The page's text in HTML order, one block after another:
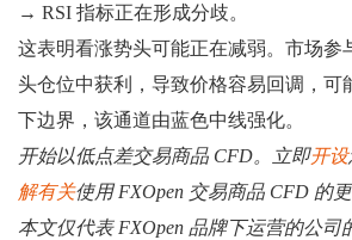
→ RSI 指标正在形成分歧。
这表明看涨势头可能正在减弱。市场参
头仓位中获利，导致价格容易回调，可
下边界，该通道由蓝色中线强化。
开始以低点差交易商品 CFD。立即开设
解有关使用 FXOpen 交易商品 CFD 的更
本文仅代表 FXOpen 品牌下运营的公司